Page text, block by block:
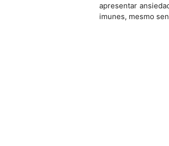
apresentar
imunes, mesmo